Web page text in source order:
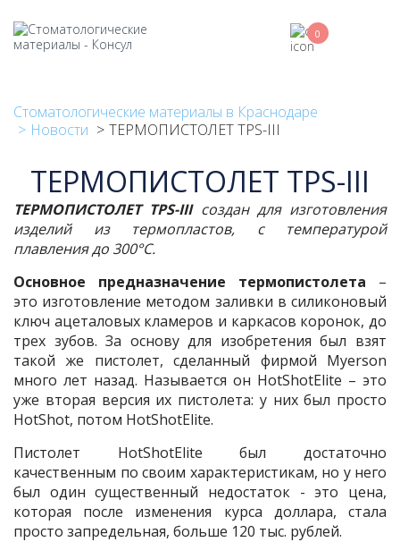
основному
содержанию
0
Стоматологические материалы в Краснодаре
Новости
ТЕРМОПИСТОЛЕТ TPS-III
ТЕРМОПИСТОЛЕТ TPS-III
ТЕРМОПИСТОЛЕТ TPS-IIIсоздан для изготовления
изделий из термопластов, с температурой
плавления до 300°С.
Основное предназначение термопистолета –
это изготовление методом заливки в силиконовый
ключ ацеталовых кламеров и каркасов коронок, до
трех зубов. За основу для изобретения был взят
такой же пистолет, сделанный фирмой Myerson
много лет назад. Называется он HotShotElite – это
уже вторая версия их пистолета: у них был просто
HotShot, потом HotShotElite.
Пистолет HotShotElite был достаточно
качественным по своим характеристикам, но у него
был один существенный недостаток - это цена,
которая после изменения курса доллара, стала
просто запредельная, больше 120 тыс. рублей.